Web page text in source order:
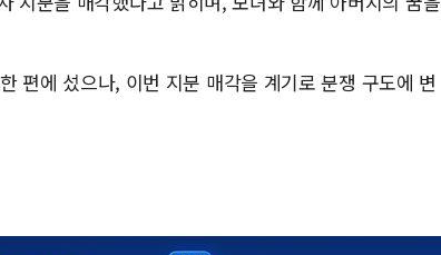
편에 섰으나, 이번 지분 매각을 계기로 분쟁 구도에 변